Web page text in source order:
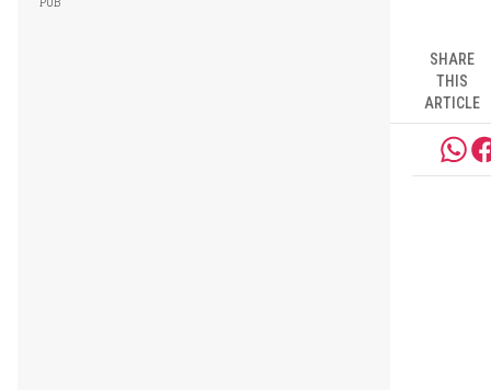
SHARE
THIS
ARTICLE